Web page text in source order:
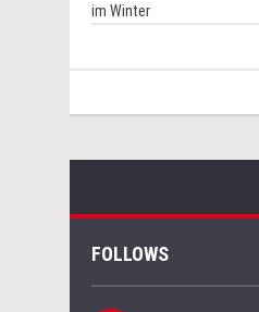
im Winter
FOLLOWS